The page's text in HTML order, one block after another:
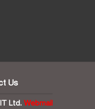
Us
Ltd. Webmail